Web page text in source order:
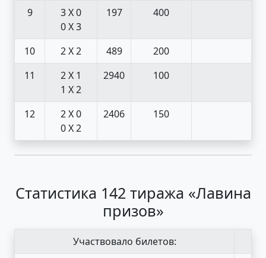
9
3 X 0
0 X 3
197 400
10 2 X 2 489
200
11
2 X 1
1 X 2
2940 100
12
2 X 0
0 X 2
2406 150
Статистика 142 тиража «Лавина
призов»
Участвовало билетов: